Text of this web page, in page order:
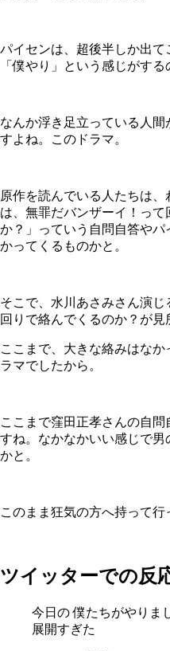
パイセンは、超後半しか出
「僕やり」という感じがす
なんか浮き足立っている人
すよね。このドラマ。
原作を読んでいる人たちは
は、無罪だバンザーイ！っ
か？」っていう自問自答や
かってくるものかと。
そこで、水川あさみさん演
回りで絡んでくるのか？が見
ここまで、大きな絡みはな
ラマでしたから。
ここまで窪田正孝さんの自
すね。なかなかいい感じで
かと。
このまま狂気の方へ持って行
ツイッターでの反
今日の 僕たちがやりま
展開すぎた